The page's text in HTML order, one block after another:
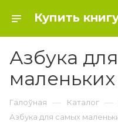
Азбука
маленьких
Галоўная — Каталог —
Азбука для самых